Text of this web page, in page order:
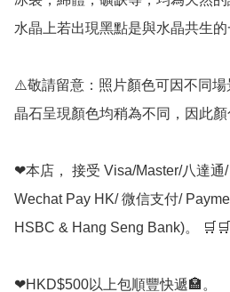
水晶上若出現黑點是與水晶共生的
⚠️敬請留意：照片顏色可因不同場
晶石呈現顏色均稍為不同，因此顏
❤本店， 接受 Visa/Master/八達通
Wechat Pay HK/ 微信支付/
HSBC & Hang Seng Bank)。 🛒🛒
❤HKD$500以上包順豐快遞🏣。